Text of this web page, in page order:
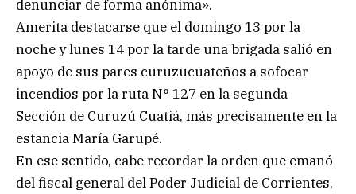
denunciar de forma anónima».
Amerita destacarse que el domingo 13 por la
noche y lunes 14 por la tarde una brigada salió en
apoyo de sus pares curuzucuateños a sofocar
incendios por la ruta N° 127 en la segunda
Sección de Curuzú Cuatiá, más precisamente en la
estancia María Garupé.
En ese sentido, cabe recordar la orden que emanó
del fiscal general del Poder Judicial de Corrientes,